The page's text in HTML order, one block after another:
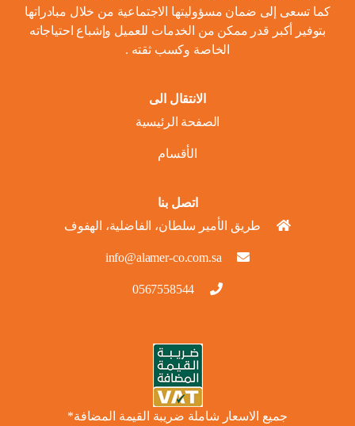
كما تسعى إلى ضمان مسؤوليتها الاجتماعية من خلال مبادراتها
بتوفير أكبر قدر ممكن من الخدمات للعميل وإشباع احتياجاته
الخاصة وكسب ثقته .
الانتقال الى
الصفحة الرئيسية
الأقسام
اتصل بنا
طريق الأمير سلطان، الفاضلية، الهفوف
info@alamer-co.com.sa
0567558544
جميع الاسعار شاملة ضريبة القيمة المضافة*